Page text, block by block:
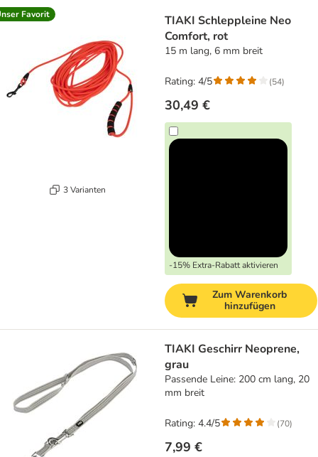
product items have been changed
Favorit
3 Varianten
TIAKI Schleppleine Neo
Comfort, rot
15 m lang, 6 mm breit
30,49 €
-15% Extra-Rabatt aktivieren
Rating: 4/5 (54)
Zum Warenkorb
hinzufügen
TIAKI Geschirr Neoprene,
grau
Passende Leine: 200 cm lang, 20
mm breit
7,99 €
Rating: 4.4/5 (70)